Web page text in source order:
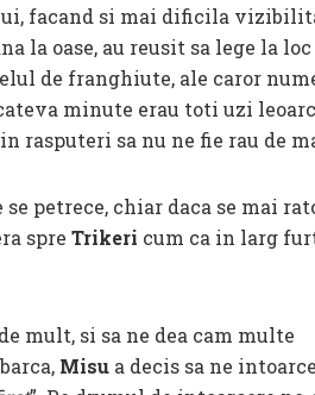
facand si mai dificila
la oase, au reusit sa lege la loc
de franghiute, ale caror
minute erau toti uzi
rasputeri sa nu ne fie rau de
petrece, chiar daca se mai
spre Trikeri cum ca in larg
mult, si sa ne dea cam multe
Misua decis sa ne